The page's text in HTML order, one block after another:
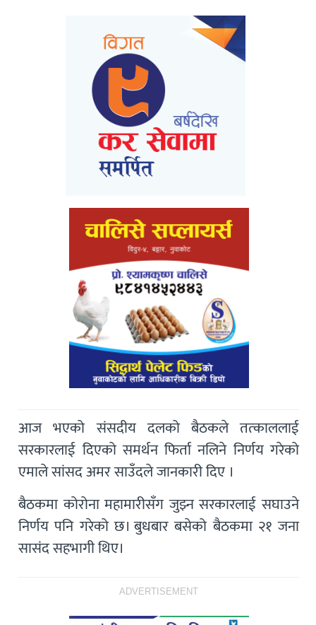
आज भएको संसदीय दलको बैठकले तत्‍काललाई
सरकारलाई दिएको समर्थन फिर्ता नलिने निर्णय गरेको
एमाले सांसद अमर साउँदले जानकारी दिए ।
बैठकमा कोरोना महामारीसँग जुझ्न सरकारलाई सघाउने
निर्णय पनि गरेको छ। बुधबार बसेको बैठकमा २१ जना
सासंद सहभागी थिए।
ADVERTISEMENT